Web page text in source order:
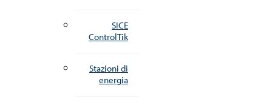
SICE
ControlTik
Stazioni di
energia